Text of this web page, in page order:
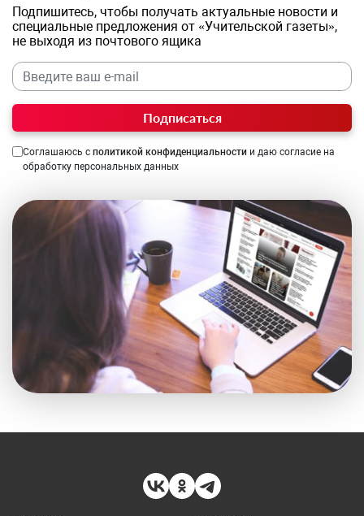
Подпишитесь, чтобы получать актуальные новости и
специальные предложения от «Учительской газеты»,
не выходя из почтового ящика
Подписаться
Соглашаюсь с политикой конфиденциальности и даю согласие на
обработку персональных данных